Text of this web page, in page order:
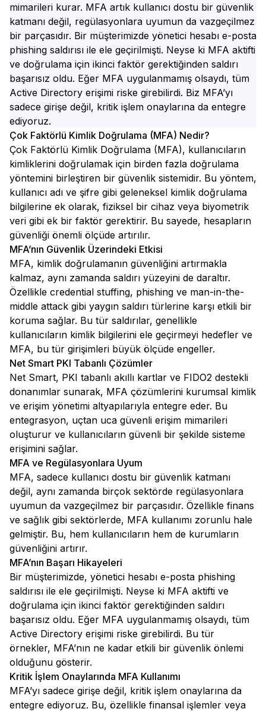
mimarileri kurar. MFA artık kullanıcı dostu bir güvenlik
katmanı değil, regülasyonlara uyumun da vazgeçilmez
bir parçasıdır. Bir müşterimizde yönetici hesabı e-posta
phishing saldırısı ile ele geçirilmişti. Neyse ki MFA aktifti
ve doğrulama için ikinci faktör gerektiğinden saldırı
başarısız oldu. Eğer MFA uygulanmamış olsaydı, tüm
Active Directory erişimi riske girebilirdi. Biz MFA’yı
sadece girişe değil, kritik işlem onaylarına da entegre
ediyoruz.
Çok Faktörlü Kimlik Doğrulama (MFA) Nedir?
Çok Faktörlü Kimlik Doğrulama (MFA), kullanıcıların
kimliklerini doğrulamak için birden fazla doğrulama
yöntemini birleştiren bir güvenlik sistemidir. Bu yöntem,
kullanıcı adı ve şifre gibi geleneksel kimlik doğrulama
bilgilerine ek olarak, fiziksel bir cihaz veya biyometrik
veri gibi ek bir faktör gerektirir. Bu sayede, hesapların
güvenliği önemli ölçüde artırılır.
MFA’nın Güvenlik Üzerindeki Etkisi
MFA, kimlik doğrulamanın güvenliğini artırmakla
kalmaz, aynı zamanda saldırı yüzeyini de daraltır.
Özellikle credential stuffing, phishing ve man-in-the-
middle attack gibi yaygın saldırı türlerine karşı etkili bir
koruma sağlar. Bu tür saldırılar, genellikle
kullanıcıların kimlik bilgilerini ele geçirmeyi hedefler ve
MFA, bu tür girişimleri büyük ölçüde engeller.
Net Smart PKI Tabanlı Çözümler
Net Smart, PKI tabanlı akıllı kartlar ve FIDO2 destekli
donanımlar sunarak, MFA çözümlerini kurumsal kimlik
ve erişim yönetimi altyapılarıyla entegre eder. Bu
entegrasyon, uçtan uca güvenli erişim mimarileri
oluşturur ve kullanıcıların güvenli bir şekilde sisteme
erişimini sağlar.
MFA ve Regülasyonlara Uyum
MFA, sadece kullanıcı dostu bir güvenlik katmanı
değil, aynı zamanda birçok sektörde regülasyonlara
uyumun da vazgeçilmez bir parçasıdır. Özellikle finans
ve sağlık gibi sektörlerde, MFA kullanımı zorunlu hale
gelmiştir. Bu, hem kullanıcıların hem de kurumların
güvenliğini artırır.
MFA’nın Başarı Hikayeleri
Bir müşterimizde, yönetici hesabı e-posta phishing
saldırısı ile ele geçirilmişti. Neyse ki MFA aktifti ve
doğrulama için ikinci faktör gerektiğinden saldırı
başarısız oldu. Eğer MFA uygulanmamış olsaydı, tüm
Active Directory erişimi riske girebilirdi. Bu tür
örnekler, MFA’nın ne kadar etkili bir güvenlik önlemi
olduğunu gösterir.
Kritik İşlem Onaylarında MFA Kullanımı
MFA’yı sadece girişe değil, kritik işlem onaylarına da
entegre ediyoruz. Bu, özellikle finansal işlemler veya